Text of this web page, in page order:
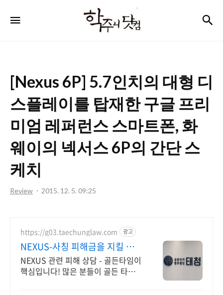
주
컴
[Nexus 6P] 5.7인치의 대형 디
스플레이를 탑재한 구글 프리
미엄 레퍼런스 스마트폰, 화
웨이의 넥서스 6P의 간단 스
케치
Review 2015. 12. 5. 09:25
https://g03.taechunglaw.com 광고
NEXUS-사칭 피해금을 지킬 마지
막 기회
NEXUS 관련 피해 상담 - 골든타임이
핵심입니다! 많은 분들이 골든 타임을